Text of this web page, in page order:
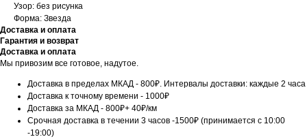
Узор: без рисунка
Форма: Звезда
Доставка и оплата
Гарантия и возврат
Доставка и оплата
Мы привозим все готовое, надутое.
Доставка в пределах МКАД - 800₽. Интервалы доставки: каждые 2 часа
Доставка к точному времени - 1000₽
Доставка за МКАД - 800₽+ 40₽/км
Срочная доставка в течении 3 часов -1500₽ (принимается с 10:00
-19:00)